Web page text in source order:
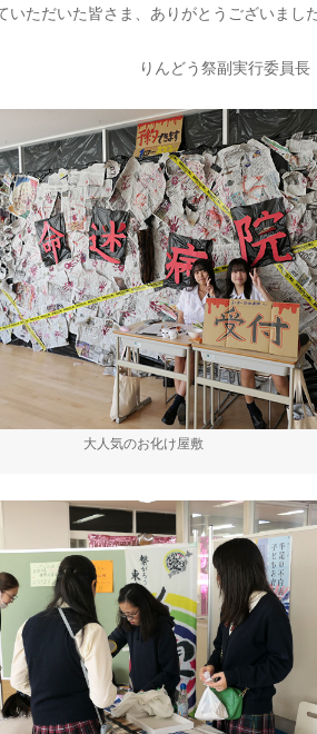
いただいた皆さま、ありがとうございまし
りんどう祭副実行委員
大人気のお化け屋敷